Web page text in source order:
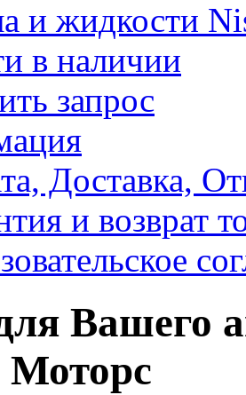
и жидкости
в наличии
запрос
Доставка,
и возврат
Вашего